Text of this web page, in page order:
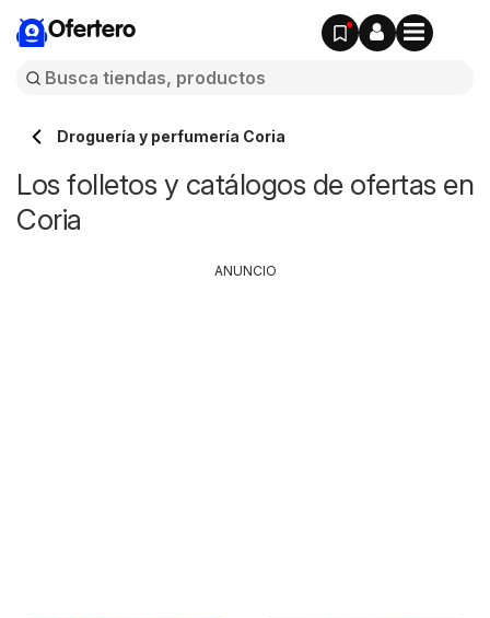
Ofertero
Droguería y perfumería Coria
Los folletos y catálogos de ofertas en
Coria
ANUNCIO